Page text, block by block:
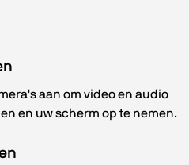
aan om video en audio
en uw scherm op te nemen.